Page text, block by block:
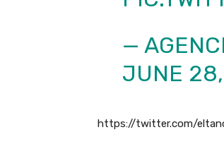
—
JUNE
https://twitter.com/